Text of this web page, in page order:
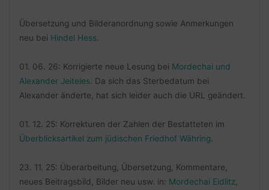
Übersetzung und Bilderanordnung sowie Anmerkungen
neu bei Hindel Hess
01. 06. 26: Korrigierte neue Lesung bei Mordechai und
Alexander Jeiteles . Da sich das Sterbedatum bei
Alexander änderte, hat sich leider auch die URL geändert.
01. 12. 25: Korrekturen der Zahlen der Bestatteten im
Überblicksartikel zum jüdischen Friedhof Währing
23. 11. 25: Überarbeitung, Übersetzung, Kommentare,
neues Beitragsbild, Bilder neu usw. in: Mordechai Eidlitz,